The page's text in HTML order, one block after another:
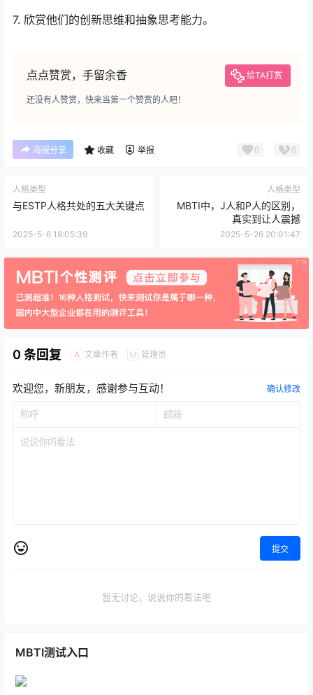
7. 欣赏他们的创新思维和抽象思考能力。
点点赞赏，手留余香 给TA打赏
还没有人赞赏，快来当第一个赞赏的人吧！
海报分享 收藏 举报 0 0
人格类型
与ESTP人格共处的五大关键点
2025-5-6 18:05:39
人格类型
MBTI中，J人和P人的区别，
真实到让人震撼
2025-5-26 20:01:47
0 条回复 A 文章作者 M 管理员
欢迎您，新朋友，感谢参与互动！ 确认修改
提交
暂无讨论，说说你的看法吧
MBTI测试入口